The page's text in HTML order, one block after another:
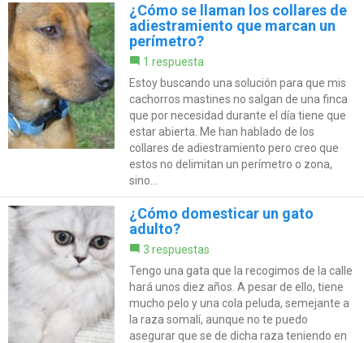
¿Cómo se llaman los collares de
adiestramiento que marcan un
perímetro?
1 respuesta
Estoy buscando una solución para que mis
cachorros mastines no salgan de una finca
que por necesidad durante el día tiene que
estar abierta. Me han hablado de los
collares de adiestramiento pero creo que
estos no delimitan un perímetro o zona,
sino...
¿Cómo domesticar un gato
adulto?
3 respuestas
Tengo una gata que la recogimos de la calle
hará unos diez años. A pesar de ello, tiene
mucho pelo y una cola peluda, semejante a
la raza somalí, aunque no te puedo
asegurar que se de dicha raza teniendo en